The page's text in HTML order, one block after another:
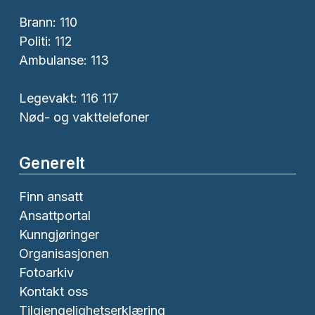
Brann: 110
Politi: 112
Ambulanse: 113
Legevakt: 116 117
Nød- og vakttelefoner
Generelt
Finn ansatt
Ansattportal
Kunngjøringer
Organisasjonen
Fotoarkiv
Kontakt oss
Tilgjengelighetserklæring